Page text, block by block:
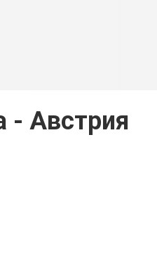
- Австрия